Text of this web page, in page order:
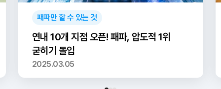
패파만 할 수 있는 것
연내 10개 지점 오픈! 패파, 압도적 1위
굳히기 돌입
2025.03.05